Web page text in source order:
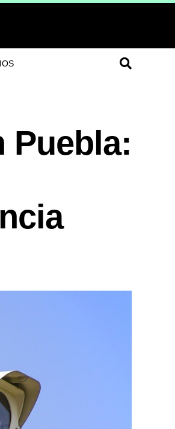
Puebla: